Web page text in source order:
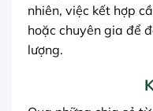
nhiên, việc kết hợp
hoặc chuyên gia để
lượng.